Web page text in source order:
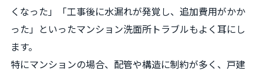
くなった」「工事後に水漏れが発覚し、追加費用がかか
った」といったマンション洗面所トラブルもよく耳にし
ます。
特にマンションの場合、配管や構造に制約が多く、戸建